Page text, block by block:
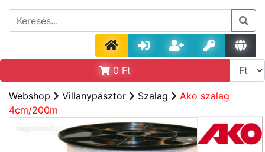
0 Ft
Webshop Villanypásztor Szalag
Ako szalag
4cm/200m